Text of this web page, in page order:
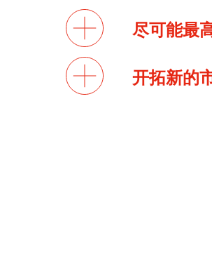
尽可能最
开拓新的